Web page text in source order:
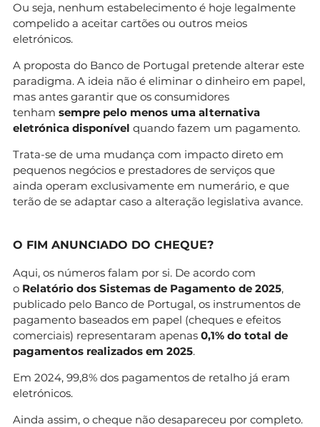
Ou seja, nenhum estabelecimento é hoje legalmente
compelido a aceitar cartões ou outros meios
eletrónicos.
A proposta do Banco de Portugal pretende alterar este
paradigma. A ideia não é eliminar o dinheiro em papel,
mas antes garantir que os consumidores
tenham sempre pelo menos uma alternativa
eletrónica disponível quando fazem um pagamento.
Trata-se de uma mudança com impacto direto em
pequenos negócios e prestadores de serviços que
ainda operam exclusivamente em numerário, e que
terão de se adaptar caso a alteração legislativa avance.
O FIM ANUNCIADO DO CHEQUE?
Aqui, os números falam por si. De acordo com
o Relatório dos Sistemas de Pagamento de 2025,
publicado pelo Banco de Portugal, os instrumentos de
pagamento baseados em papel (cheques e efeitos
comerciais) representaram apenas 0,1% do total de
pagamentos realizados em 2025.
Em 2024, 99,8% dos pagamentos de retalho já eram
eletrónicos.
Ainda assim, o cheque não desapareceu por completo.